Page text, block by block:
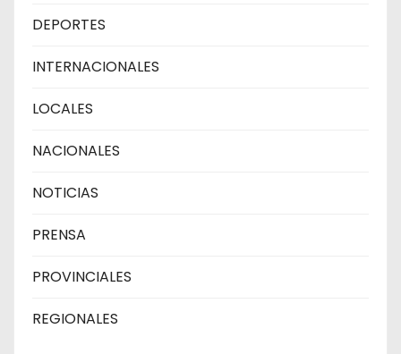
DEPORTES
INTERNACIONALES
LOCALES
NACIONALES
NOTICIAS
PRENSA
PROVINCIALES
REGIONALES